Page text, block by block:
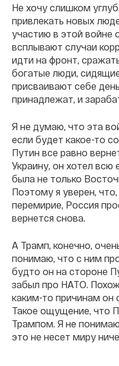
Не хочу слишком
привлекать новых
участию в этой войне
всплывают случаи
идти на фронт,
богатые люди,
присваивают себе
принадлежат, и
Я не думаю, что эта
если будет какое-то
Путин все равно
Украину, он хотел всю
была не только
Поэтому я уверен,
перемирие, Россия
вернется снова.
А Трамп, конечно,
понимаю, что с ним
будто он на стороне
забыл про НАТО.
каким-то причинам он
Такое ощущение, что
Трампом. Я не
это не несет миру